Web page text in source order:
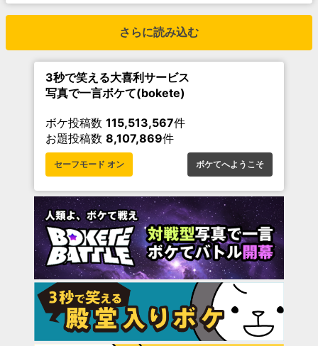
さらに読み込む
3秒で笑える大喜利サービス
写真で一言ボケて(bokete)
ボケ投稿数 115,513,567件
お題投稿数 8,107,869件
セーフモード オン ボケてへようこそ